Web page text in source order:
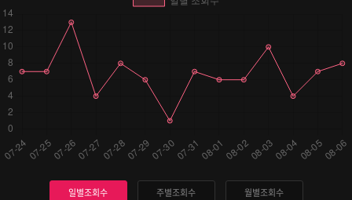
일별조회수 주별조회수 월별조회수